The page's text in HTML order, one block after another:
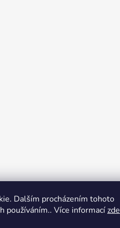
Dalším procházením tohoto
používáním.. Více informacízde